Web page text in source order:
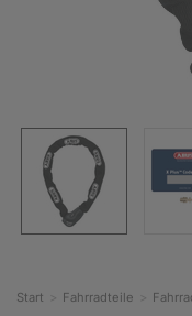
Start Fahrradteile